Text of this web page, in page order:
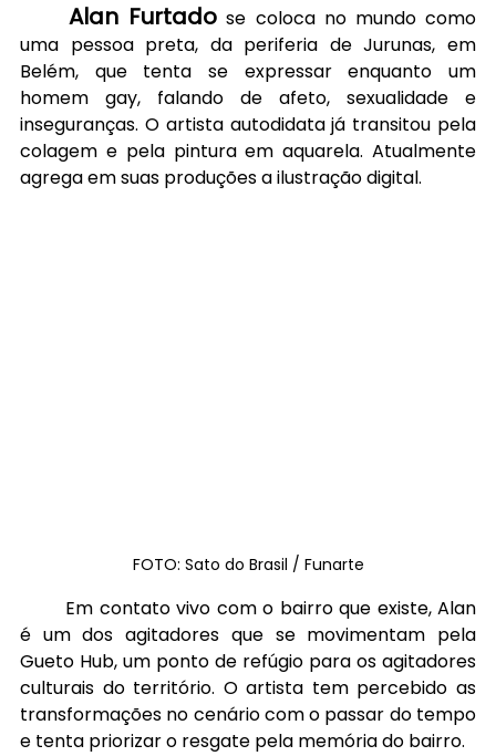
	Alan Furtado
se coloca no mundo como
uma pessoa preta, da periferia de Jurunas, em
Belém, que tenta se expressar enquanto um
homem gay, falando de afeto, sexualidade e
inseguranças. O artista autodidata já transitou pela
colagem e pela pintura em aquarela. Atualmente
agrega em suas produções a ilustração digital.
FOTO: Sato do Brasil / Funarte
é um dos agitadores que se movimentam pela
Gueto Hub, um ponto de refúgio para os agitadores
culturais do território. O artista tem percebido as
transformações no cenário com o passar do tempo
e tenta priorizar o resgate pela memória do bairro.